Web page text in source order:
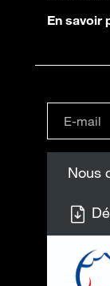
En savoir
Nous